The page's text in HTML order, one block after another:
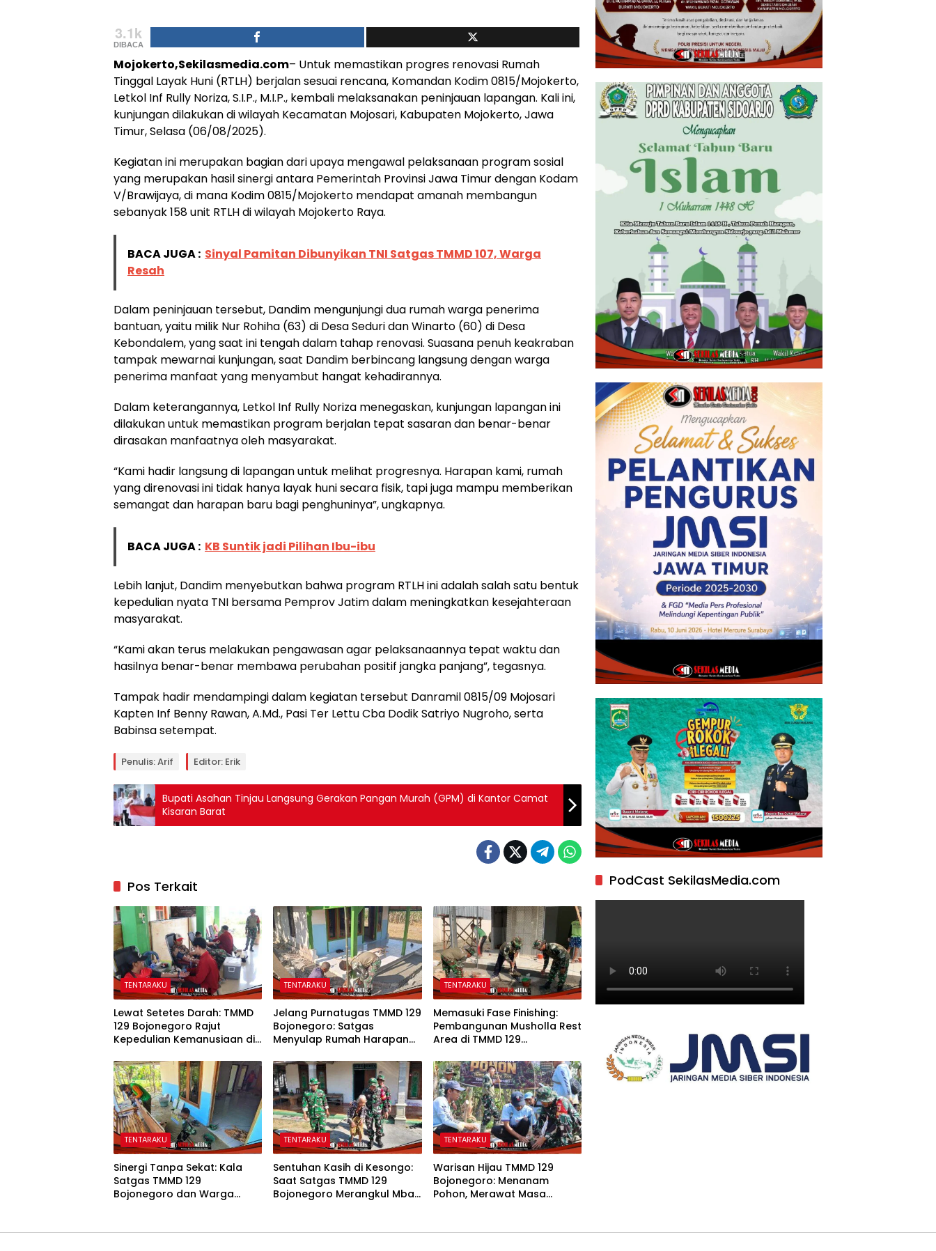
3.1k
DIBACA
Mojokerto,Sekilasmedia.com– Untuk memastikan progres renovasi Rumah
Tinggal Layak Huni (RTLH) berjalan sesuai rencana, Komandan Kodim 0815/Mojokerto,
Letkol Inf Rully Noriza, S.I.P., M.I.P., kembali melaksanakan peninjauan lapangan. Kali ini,
kunjungan dilakukan di wilayah Kecamatan Mojosari, Kabupaten Mojokerto, Jawa
Timur, Selasa (06/08/2025).
Kegiatan ini merupakan bagian dari upaya mengawal pelaksanaan program sosial
yang merupakan hasil sinergi antara Pemerintah Provinsi Jawa Timur dengan Kodam
V/Brawijaya, di mana Kodim 0815/Mojokerto mendapat amanah membangun
sebanyak 158 unit RTLH di wilayah Mojokerto Raya.
BACA JUGA : Sinyal Pamitan Dibunyikan TNI Satgas TMMD 107, Warga
Resah
Dalam peninjauan tersebut, Dandim mengunjungi dua rumah warga penerima
bantuan, yaitu milik Nur Rohiha (63) di Desa Seduri dan Winarto (60) di Desa
Kebondalem, yang saat ini tengah dalam tahap renovasi. Suasana penuh keakraban
tampak mewarnai kunjungan, saat Dandim berbincang langsung dengan warga
penerima manfaat yang menyambut hangat kehadirannya.
Dalam keterangannya, Letkol Inf Rully Noriza menegaskan, kunjungan lapangan ini
dilakukan untuk memastikan program berjalan tepat sasaran dan benar-benar
dirasakan manfaatnya oleh masyarakat.
“Kami hadir langsung di lapangan untuk melihat progresnya. Harapan kami, rumah
yang direnovasi ini tidak hanya layak huni secara fisik, tapi juga mampu memberikan
semangat dan harapan baru bagi penghuninya”, ungkapnya.
BACA JUGA : KB Suntik jadi Pilihan Ibu-ibu
Lebih lanjut, Dandim menyebutkan bahwa program RTLH ini adalah salah satu bentuk
kepedulian nyata TNI bersama Pemprov Jatim dalam meningkatkan kesejahteraan
masyarakat.
“Kami akan terus melakukan pengawasan agar pelaksanaannya tepat waktu dan
hasilnya benar-benar membawa perubahan positif jangka panjang”, tegasnya.
Tampak hadir mendampingi dalam kegiatan tersebut Danramil 0815/09 Mojosari
Kapten Inf Benny Rawan, A.Md., Pasi Ter Lettu Cba Dodik Satriyo Nugroho, serta
Babinsa setempat.
Penulis: Arif Editor: Erik
Bupati Asahan Tinjau Langsung Gerakan Pangan Murah (GPM) di Kantor Camat
Kisaran Barat
Pos Terkait
TENTARAKU
Lewat Setetes Darah: TMMD
129 Bojonegoro Rajut
Kepedulian Kemanusiaan di
TENTARAKU
Jelang Purnatugas TMMD 129
Bojonegoro: Satgas
Menyulap Rumah Harapan
Hunian Layak dan Nyaman
TENTARAKU
Memasuki Fase Finishing:
Pembangunan Musholla Rest
Area di TMMD 129
Keramik dan Pengecatan
Teras
TENTARAKU
Sinergi Tanpa Sekat: Kala
Satgas TMMD 129
Bojonegoro dan Warga
TENTARAKU
Sentuhan Kasih di Kesongo:
Saat Satgas TMMD 129
Bojonegoro Merangkul Mbah
TENTARAKU
Warisan Hijau TMMD 129
Bojonegoro: Menanam
Pohon, Merawat Masa
PodCast SekilasMedia.com